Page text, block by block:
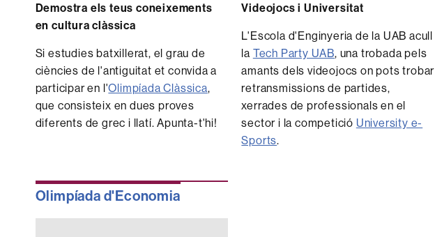
Demostra els teus coneixements
en cultura clàssica
Si estudies batxillerat, el grau de
ciències de l'antiguitat et convida a
participar en l'Olimpíada Clàssica,
que consisteix en dues proves
diferents de grec i llatí. Apunta-t'hi!
Videojocs i Universitat
L'Escola d'Enginyeria de la UAB acull
la Tech Party UAB, una trobada pels
amants dels videojocs on pots trobar
retransmissions de partides,
xerrades de professionals en el
sector i la competició University e-
Sports.
Olimpíada d'Economia